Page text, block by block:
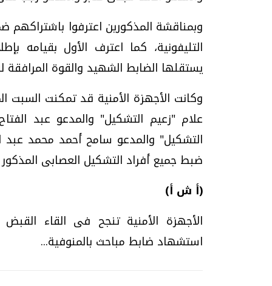
وبمناقشة المذكورين اعترفوا باشتراكهم
التليفونية، كما اعترف الأول بقيامه
يستقلها الضابط الشهيد والقوة المرافقة
وكانت الأجهزة الأمنية قد تمكنت
علام "زعيم التشكيل" والمدعو عبد
التشكيل" والمدعو سامح أحمد محمد
ضبط جميع أفراد التشكيل العصابى
(أ ش أ)
الأجهزة الأمنية تنجح فى القاء
استشهاد ضابط مباحث بالمنوفية...